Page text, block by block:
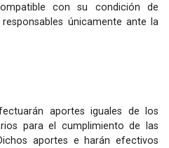
con su condición de
únicamente ante la
aportes iguales de los
para el cumplimiento de las
aportes e harán efectivos